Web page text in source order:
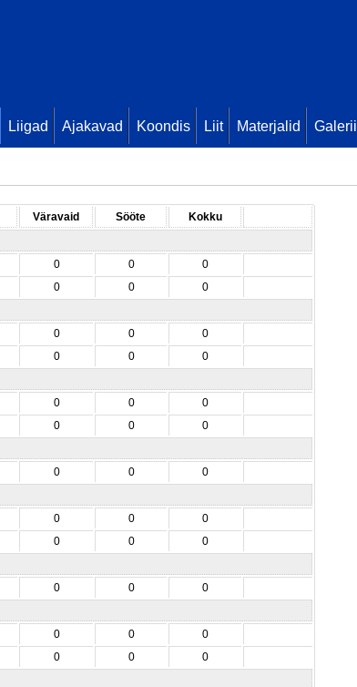
Liigad Ajakavad Koondis Liit Materjalid Galerii
Väravaid Sööte
Kokku
0 0
0
0 0
0
0 0
0
0 0
0
0 0
0
0 0
0
0 0
0
0 0
0
0 0
0
0 0
0
0 0
0
0 0
0